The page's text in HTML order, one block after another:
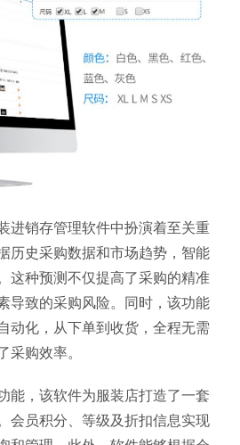
进销存管理软件中扮演着至关重
历史采购数据和市场趋势，智能
这种预测不仅提高了采购的精准
导致的采购风险。同时，该功能
动化，从下单到收货，全程无需
采购效率。
能，该软件为服装店打造了一套
会员积分、等级及折扣信息实现